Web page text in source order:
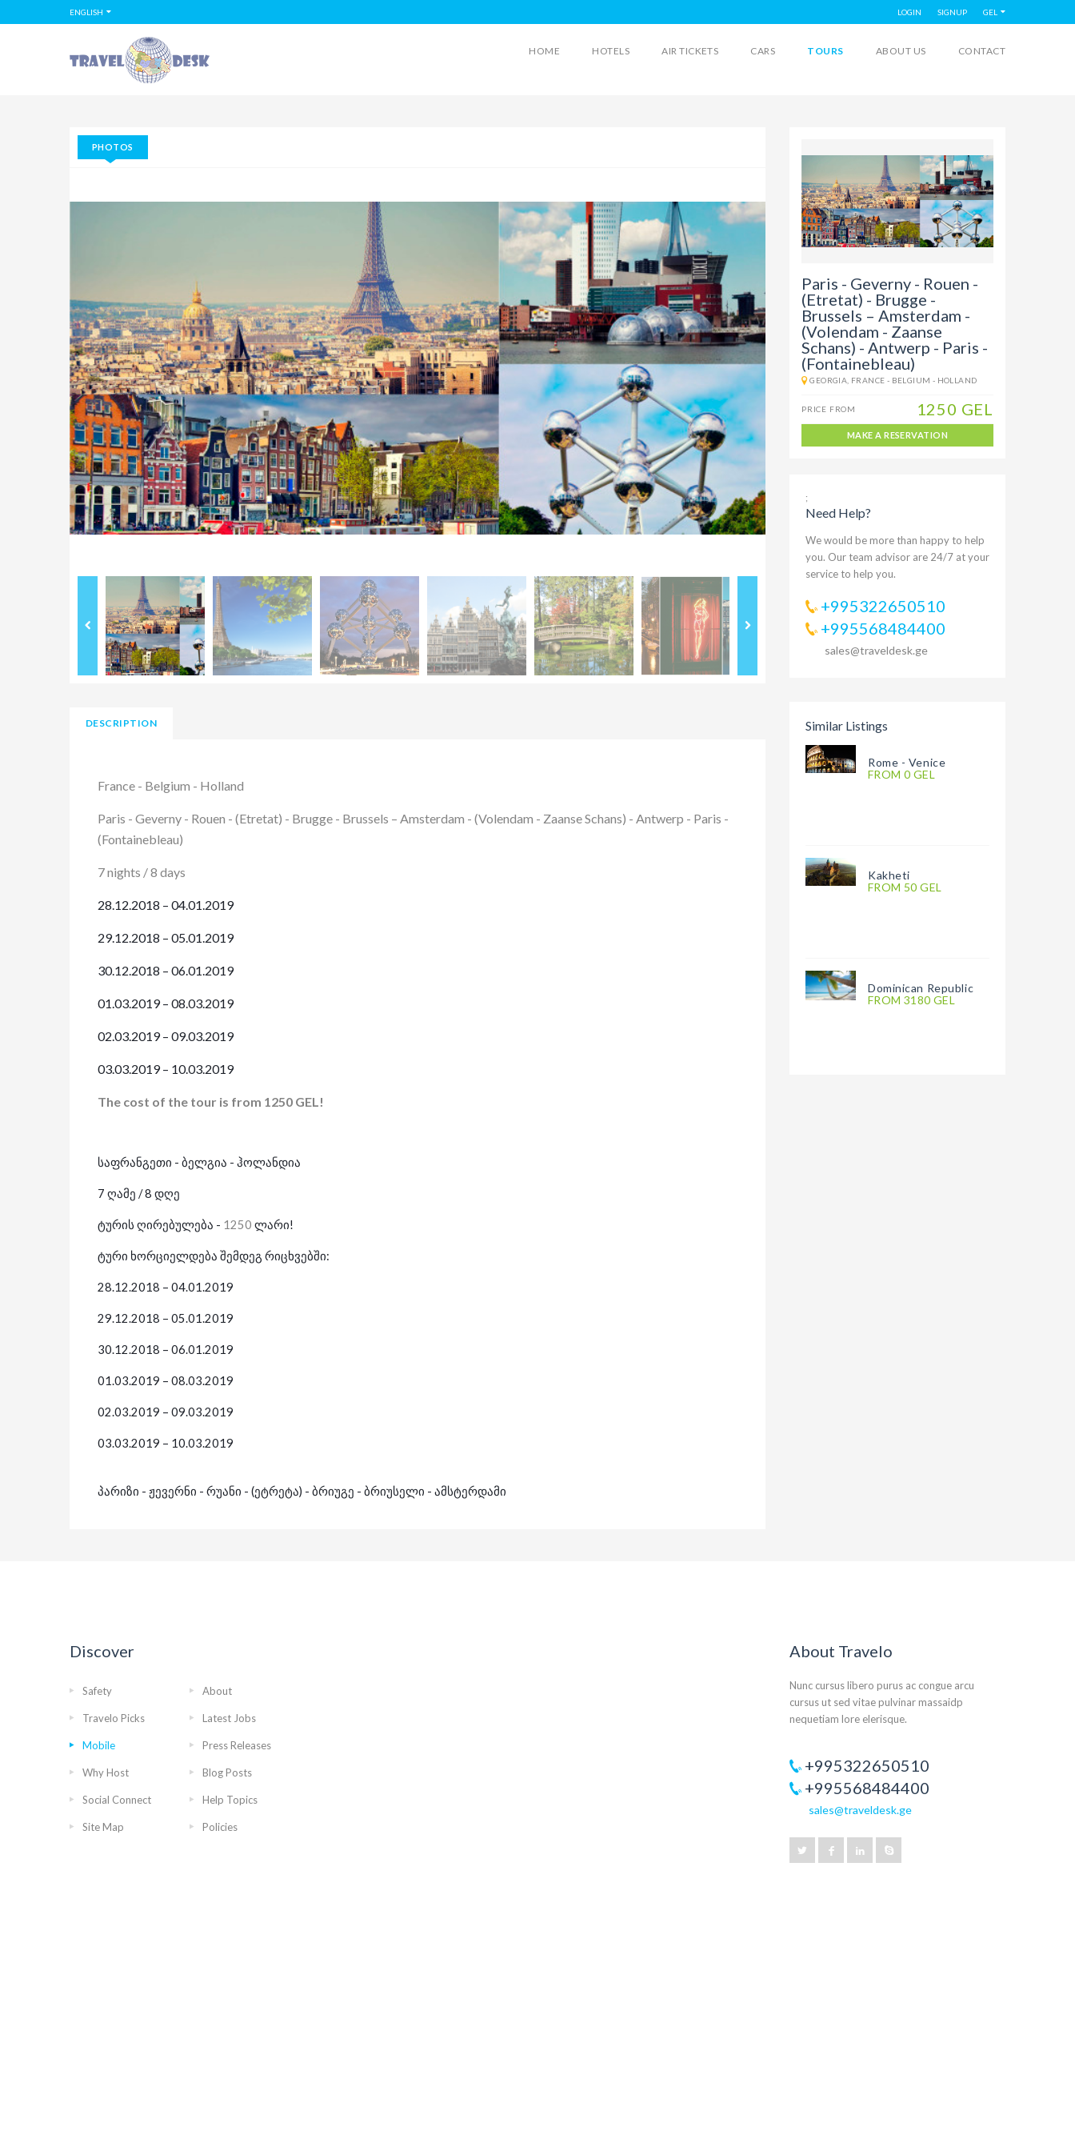
ENGLISH LOGIN SIGNUP GEL
HOME HOTELS AIR TICKETS CARS TOURS ABOUT US CONTACT
PHOTOS
DESCRIPTION
France - Belgium - Holland
Paris - Geverny - Rouen - (Etretat) - Brugge - Brussels – Amsterdam - (Volendam - Zaanse Schans) - Antwerp - Paris -
(Fontainebleau)
7 nights / 8 days
28.12.2018 – 04.01.2019
29.12.2018 – 05.01.2019
30.12.2018 – 06.01.2019
01.03.2019 – 08.03.2019
02.03.2019 – 09.03.2019
03.03.2019 – 10.03.2019
The cost of the tour is from 1250 GEL!
საფრანგეთი - ბელგია - ჰოლანდია
7 ღამე /8 დღე
ტურის ღირებულება - 1250 ლარი!
ტური ხორციელდება შემდეგ რიცხვებში:
28.12.2018 – 04.01.2019
29.12.2018 – 05.01.2019
30.12.2018 – 06.01.2019
01.03.2019 – 08.03.2019
02.03.2019 – 09.03.2019
03.03.2019 – 10.03.2019
პარიზი - ჟევერნი - რუანი - (ეტრეტა) - ბრიუგე - ბრიუსელი - ამსტერდამი
Paris - Geverny - Rouen -
(Etretat) - Brugge -
Brussels – Amsterdam -
(Volendam - Zaanse
Schans) - Antwerp - Paris -
(Fontainebleau)
GEORGIA, FRANCE - BELGIUM - HOLLAND
PRICE FROM 1250 GEL
MAKE A RESERVATION
;
Need Help?
We would be more than happy to help
you. Our team advisor are 24/7 at your
service to help you.
+995322650510
+995568484400
sales@traveldesk.ge
Similar Listings
Rome - Venice
FROM 0 GEL
Kakheti
FROM 50 GEL
Dominican Republic
FROM 3180 GEL
Discover
Safety About
Travelo Picks Latest Jobs
Mobile Press Releases
Why Host Blog Posts
Social Connect Help Topics
Site Map Policies
About Travelo
Nunc cursus libero purus ac congue arcu
cursus ut sed vitae pulvinar massaidp
nequetiam lore elerisque.
+995322650510
+995568484400
sales@traveldesk.ge